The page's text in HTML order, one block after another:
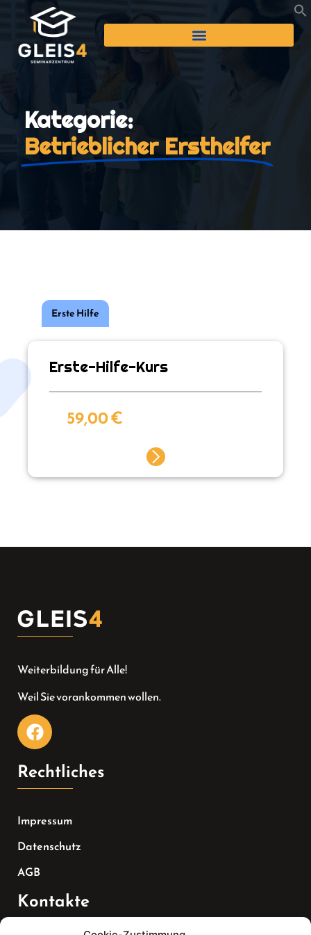
Kategorie:
Betrieblicher Ersthelfer
Erste Hilfe
Erste-Hilfe-Kurs
59,00€
Weiterbildung für Alle!
Weil Sie vorankommen wollen.
Rechtliches
Impressum
Datenschutz
AGB
Kontakte